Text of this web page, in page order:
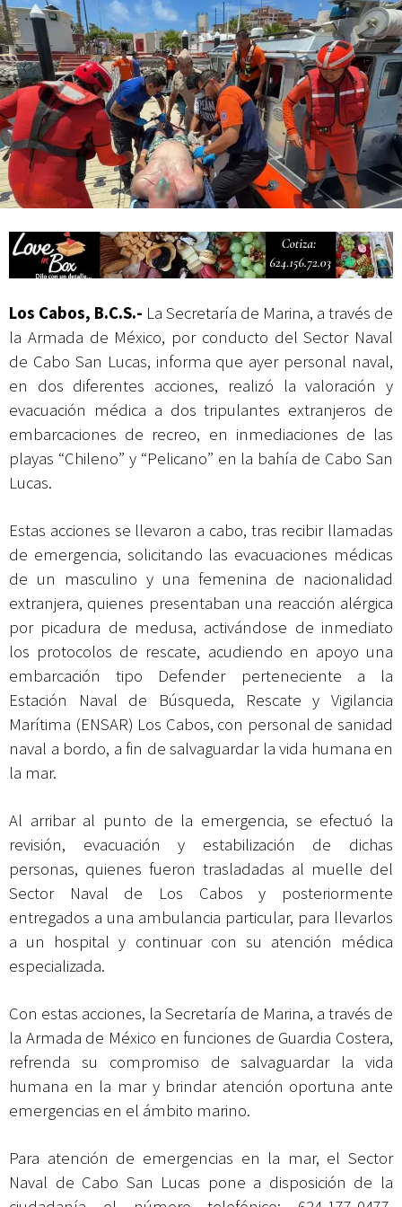
actividades de acceso libre
Los Cabos, B.C.S.- La Secretaría de Marina, a través de
la Armada de México, por conducto del Sector Naval
de Cabo San Lucas, informa que ayer personal naval,
en dos diferentes acciones, realizó la valoración y
evacuación médica a dos tripulantes extranjeros de
embarcaciones de recreo, en inmediaciones de las
playas “Chileno” y “Pelicano” en la bahía de Cabo San
Lucas.
Estas acciones se llevaron a cabo, tras recibir llamadas
de emergencia, solicitando las evacuaciones médicas
de un masculino y una femenina de nacionalidad
extranjera, quienes presentaban una reacción alérgica
por picadura de medusa, activándose de inmediato
los protocolos de rescate, acudiendo en apoyo una
embarcación tipo Defender perteneciente a la
Estación Naval de Búsqueda, Rescate y Vigilancia
Marítima (ENSAR) Los Cabos, con personal de sanidad
naval a bordo, a fin de salvaguardar la vida humana en
la mar.
Al arribar al punto de la emergencia, se efectuó la
revisión, evacuación y estabilización de dichas
personas, quienes fueron trasladadas al muelle del
Sector Naval de Los Cabos y posteriormente
entregados a una ambulancia particular, para llevarlos
a un hospital y continuar con su atención médica
especializada.
Con estas acciones, la Secretaría de Marina, a través de
la Armada de México en funciones de Guardia Costera,
refrenda su compromiso de salvaguardar la vida
humana en la mar y brindar atención oportuna ante
emergencias en el ámbito marino.
Para atención de emergencias en la mar, el Sector
Naval de Cabo San Lucas pone a disposición de la